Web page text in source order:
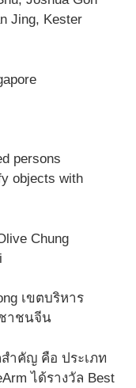
Jing, Kester
persons
objects with
Chung
เขตบริหาร
าชนจีน
ำคัญ คือ ประเภท
ได้รางวัล Best